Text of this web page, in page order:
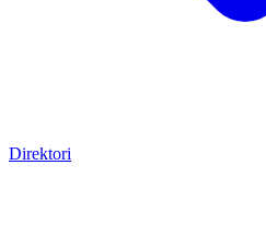
Direktori